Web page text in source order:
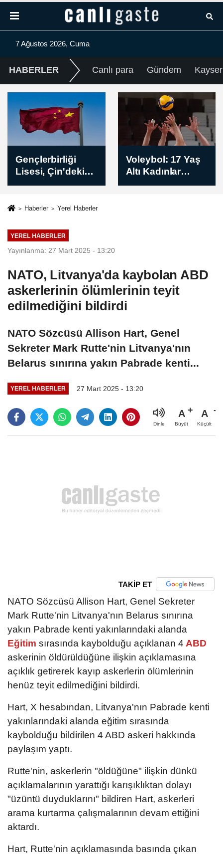
7 Ağustos 2026, Cuma
HABERLER Canlı para Gündem
Voleybol: 17 Yaş
Altı Kadınlar
Dünya
Almanya'nın
ihracatı ve sanayi
üretimi
Haberler Yerel Haberler
YEREL HABERLER
Yayınlanma: 27 Mart 2025 - 13:20
NATO, Litvanya'da kaybolan ABD
askerlerinin ölümlerinin teyit
edilmediğini bildirdi
NATO Sözcüsü Allison Hart, Genel
Sekreter Mark Rutte'nin Litvanya'nın
Belarus sınırına yakın Pabrade kenti...
YEREL HABERLER 27 Mart 2025 - 13:20
Dinle
A
Büyüt
A
Küçült
TAKİP ET
NATO Sözcüsü Allison Hart, Genel Sekreter
Mark Rutte'nin Litvanya'nın Belarus sınırına
yakın Pabrade kenti yakınlarındaki alanda
Eğitim sırasında kaybolduğu açıklanan 4 ABD
askerinin öldürüldüğüne ilişkin açıklamasına
açıklık getirerek kayıp askerlerin ölümlerinin
henüz teyit edilmediğini bildirdi.
Hart, X hesabından, Litvanya'nın Pabrade kenti
yakınlarındaki alanda eğitim sırasında
kaybolduğu bildirilen 4 ABD askeri hakkında
paylaşım yaptı.
Rutte'nin, askerlerin "öldüğüne" ilişkin dünkü
açıklamalarının yarattığı karışıklıktan dolayı
"üzüntü duyduklarını" bildiren Hart, askerleri
arama kurtarma çalışmalarının devam ettiğini
aktardı.
Hart, Rutte'nin açıklamasında basında çıkan